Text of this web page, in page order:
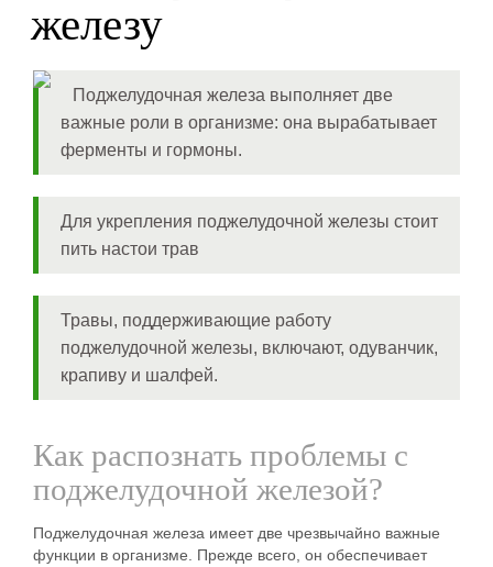
железу
Поджелудочная железа выполняет две
важные роли в организме: она вырабатывает
ферменты и гормоны.
Для укрепления поджелудочной железы стоит
пить настои трав
Травы, поддерживающие работу
поджелудочной железы, включают, одуванчик,
крапиву и шалфей.
Как распознать проблемы с
поджелудочной железой?
Поджелудочная железа имеет две чрезвычайно важные
функции в организме. Прежде всего, он обеспечивает